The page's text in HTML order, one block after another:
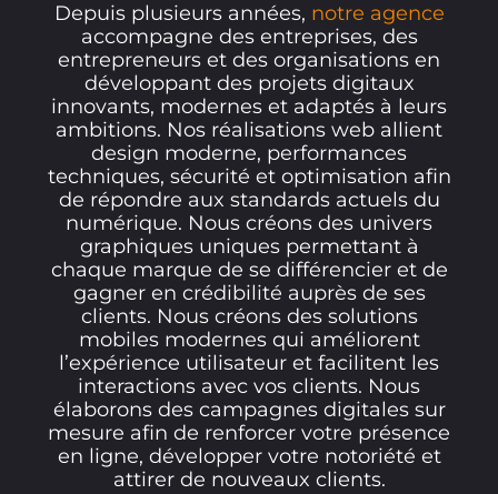
Depuis plusieurs années, notre agence
accompagne des entreprises, des
entrepreneurs et des organisations en
développant des projets digitaux
innovants, modernes et adaptés à leurs
ambitions. Nos réalisations web allient
design moderne, performances
techniques, sécurité et optimisation afin
de répondre aux standards actuels du
numérique. Nous créons des univers
graphiques uniques permettant à
chaque marque de se différencier et de
gagner en crédibilité auprès de ses
clients. Nous créons des solutions
mobiles modernes qui améliorent
l’expérience utilisateur et facilitent les
interactions avec vos clients. Nous
élaborons des campagnes digitales sur
mesure afin de renforcer votre présence
en ligne, développer votre notoriété et
attirer de nouveaux clients.